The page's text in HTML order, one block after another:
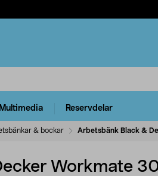
Multimedia Reservdelar
& bockar Arbetsbänk Black &
Workmate